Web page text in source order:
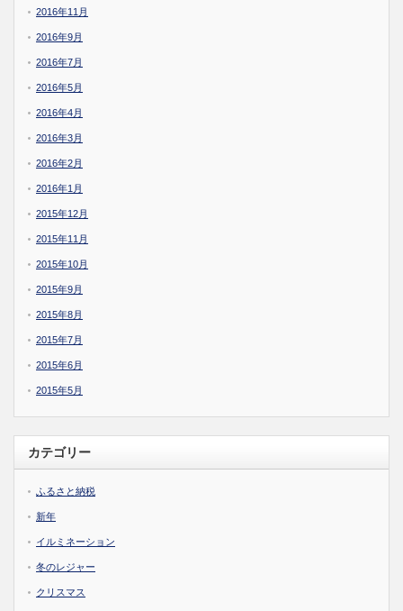
2016年11月
2016年9月
2016年7月
2016年5月
2016年4月
2016年3月
2016年2月
2016年1月
2015年12月
2015年11月
2015年10月
2015年9月
2015年8月
2015年7月
2015年6月
2015年5月
カテゴリー
ふるさと納税
新年
イルミネーション
冬のレジャー
クリスマス